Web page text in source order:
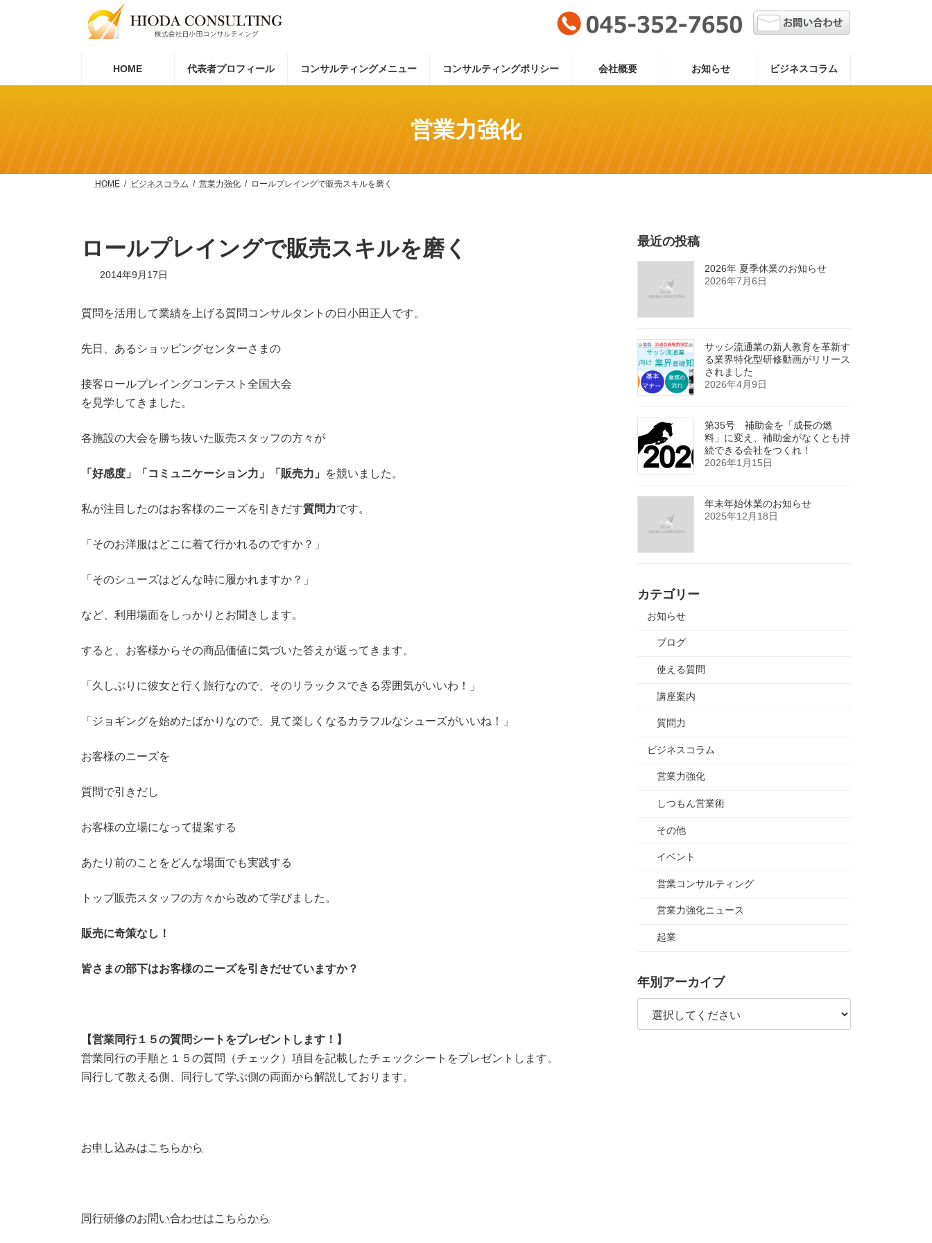
HOME 代表者プロフィール コンサルティングメニュー コンサルティングポリシー 会社概要 お知らせ ビジネスコラム
営業力強化
HOME ビジネスコラム 営業力強化 ロールプレイングで販売スキルを磨く
ロールプレイングで販売スキルを磨く
2014年9月17日
質問を活用して業績を上げる質問コンサルタントの日小田正人です。
先日、あるショッピングセンターさまの
接客ロールプレイングコンテスト全国大会
を見学してきました。
各施設の大会を勝ち抜いた販売スタッフの方々が
「好感度」「コミュニケーション力」「販売力」 を競いました。
私が注目したのはお客様のニーズを引きだす質問力です。
「そのお洋服はどこに着て行かれるのですか？」
「そのシューズはどんな時に履かれますか？」
など、利用場面をしっかりとお聞きします。
すると、お客様からその商品価値に気づいた答えが返ってきます。
「久しぶりに彼女と行く旅行なので、そのリラックスできる雰囲気がいいわ！」
「ジョギングを始めたばかりなので、見て楽しくなるカラフルなシューズがいいね！」
お客様のニーズを
質問で引きだし
お客様の立場になって提案する
あたり前のことをどんな場面でも実践する
トップ販売スタッフの方々から改めて学びました。
販売に奇策なし！
皆さまの部下はお客様のニーズを引きだせていますか？
【営業同行１５の質問シートをプレゼントします！】
営業同行の手順と１５の質問（チェック）項目を記載したチェックシートをプレゼントします。
同行して教える側、同行して学ぶ側の両面から解説しております。
お申し込みはこちらから
同行研修のお問い合わせはこちらから
最近の投稿
2026年 夏季休業のお知らせ
2026年7月6日
サッシ流通業の新人教育を革新す
る業界特化型研修動画がリリース
されました
2026年4月9日
第35号 補助金を「成長の燃
料」に変え、補助金がなくとも持
続できる会社をつくれ！
2026年1月15日
年末年始休業のお知らせ
2025年12月18日
カテゴリー
お知らせ
ブログ
使える質問
講座案内
質問力
ビジネスコラム
営業力強化
しつもん営業術
その他
イベント
営業コンサルティング
営業力強化ニュース
起業
年別アーカイブ